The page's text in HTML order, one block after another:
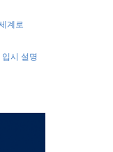
계로
시 설명